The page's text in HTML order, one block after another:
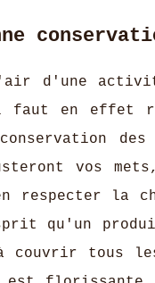
d'une
en effet
vos
respecter la
qu'un
à couvrir tous